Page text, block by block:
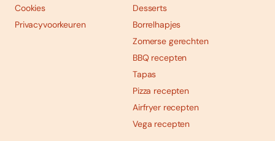
Cookies
Privacyvoorkeuren
Desserts
Borrelhapjes
Zomerse gerechten
BBQ recepten
Tapas
Pizza recepten
Airfryer recepten
Vega recepten